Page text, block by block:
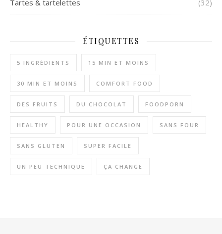
Tartes & tartelettes (32)
ÉTIQUETTES
5 INGRÉDIENTS 15 MIN ET MOINS
30 MIN ET MOINS COMFORT FOOD
DES FRUITS DU CHOCOLAT FOODPORN
HEALTHY POUR UNE OCCASION SANS FOUR
SANS GLUTEN SUPER FACILE
UN PEU TECHNIQUE ÇA CHANGE